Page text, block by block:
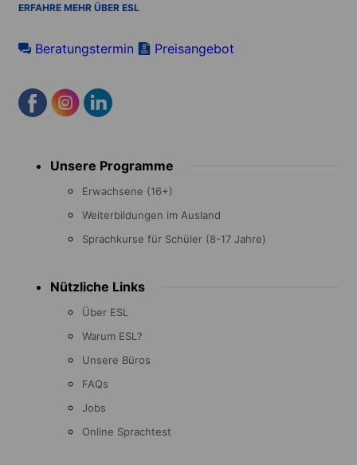
ERFAHRE MEHR ÜBER ESL
Beratungstermin Preisangebot
menu Unsere Programme
Erwachsene (16+)
Weiterbildungen im Ausland
Sprachkurse für Schüler (8-17 Jahre)
Nützliche Links
Über ESL
Warum ESL?
Unsere Büros
FAQs
Jobs
Online Sprachtest